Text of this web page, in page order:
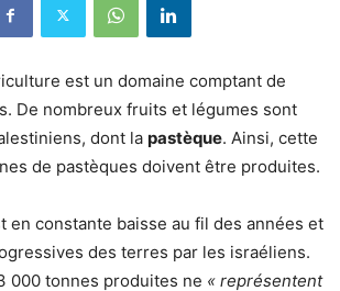
est un domaine comptant de
De nombreux fruits et légumes sont
dont la pastèque. Ainsi, cette
de pastèques doivent être produites.
en constante baisse au fil des années et
des terres par les israéliens.
000 tonnes produites ne « représentent